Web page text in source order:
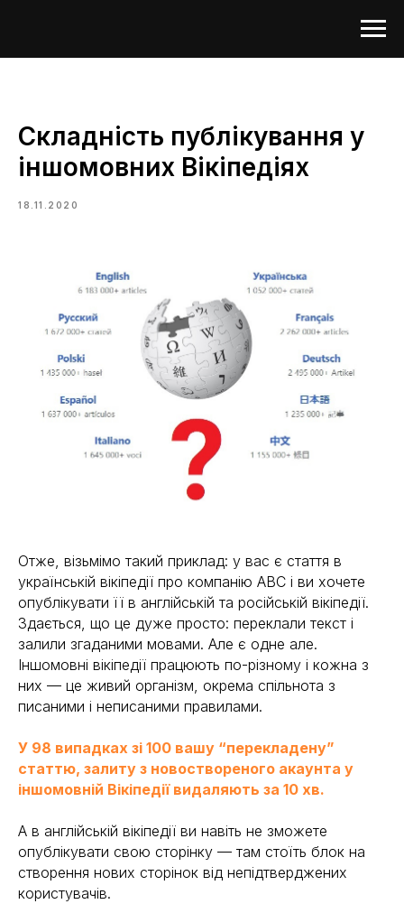
Складність публікування у
іншомовних Вікіпедіях
18.11.2020
Отже, візьмімо такий приклад: у вас є стаття в
українській вікіпедії про компанію АВС і ви хочете
опублікувати її в англійській та російській вікіпедії.
Здається, що це дуже просто: переклали текст і
залили згаданими мовами. Але є одне але.
Іншомовні вікіпедії працюють по-різному і кожна з
них — це живий організм, окрема спільнота з
писаними і неписаними правилами.
У 98 випадках зі 100 вашу “перекладену”
статтю, залиту з новоствореного акаунта у
іншомовній Вікіпедії видаляють за 10 хв.
А в англійській вікіпедії ви навіть не зможете
опублікувати свою сторінку — там стоїть блок на
створення нових сторінок від непідтверджених
користувачів.